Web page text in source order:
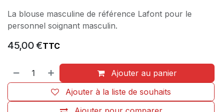
La blouse masculine de référence Lafont pour le
personnel soignant masculin.
45,00 €TTC
Ajouter au panier
Ajouter à la liste de souhaits